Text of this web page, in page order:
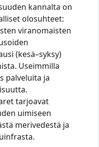
kannalta on
olosuhteet:
viranomaisten
(kesä–syksy)
Useimmilla
palveluita ja
tarjoavat
uimiseen
merivedestä ja